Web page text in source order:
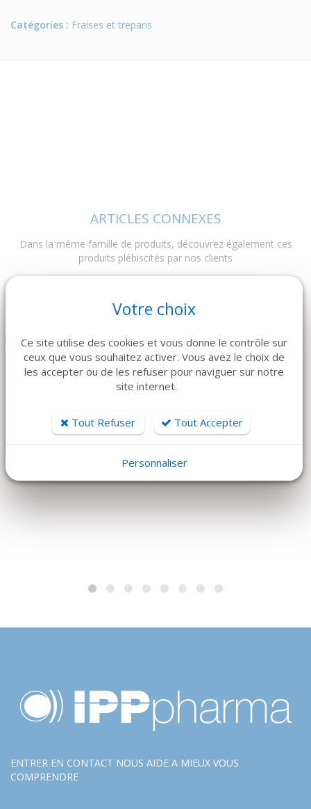
Catégories : Fraises et trepans
ARTICLES CONNEXES
Dans la même famille de produits, découvrez également ces
produits plébiscités par nos clients
VISIÈRE DE
PROTECTION
35 €
ClaroNav
NAVIDENT 4 EVO
ENTRER EN CONTACT NOUS AIDE A MIEUX VOUS
COMPRENDRE
Votre choix
Ce site utilise des cookies et vous donne le contrôle sur
ceux que vous souhaitez activer. Vous avez le choix de
les accepter ou de les refuser pour naviguer sur notre
site internet.
Tout Refuser Tout Accepter
Personnaliser